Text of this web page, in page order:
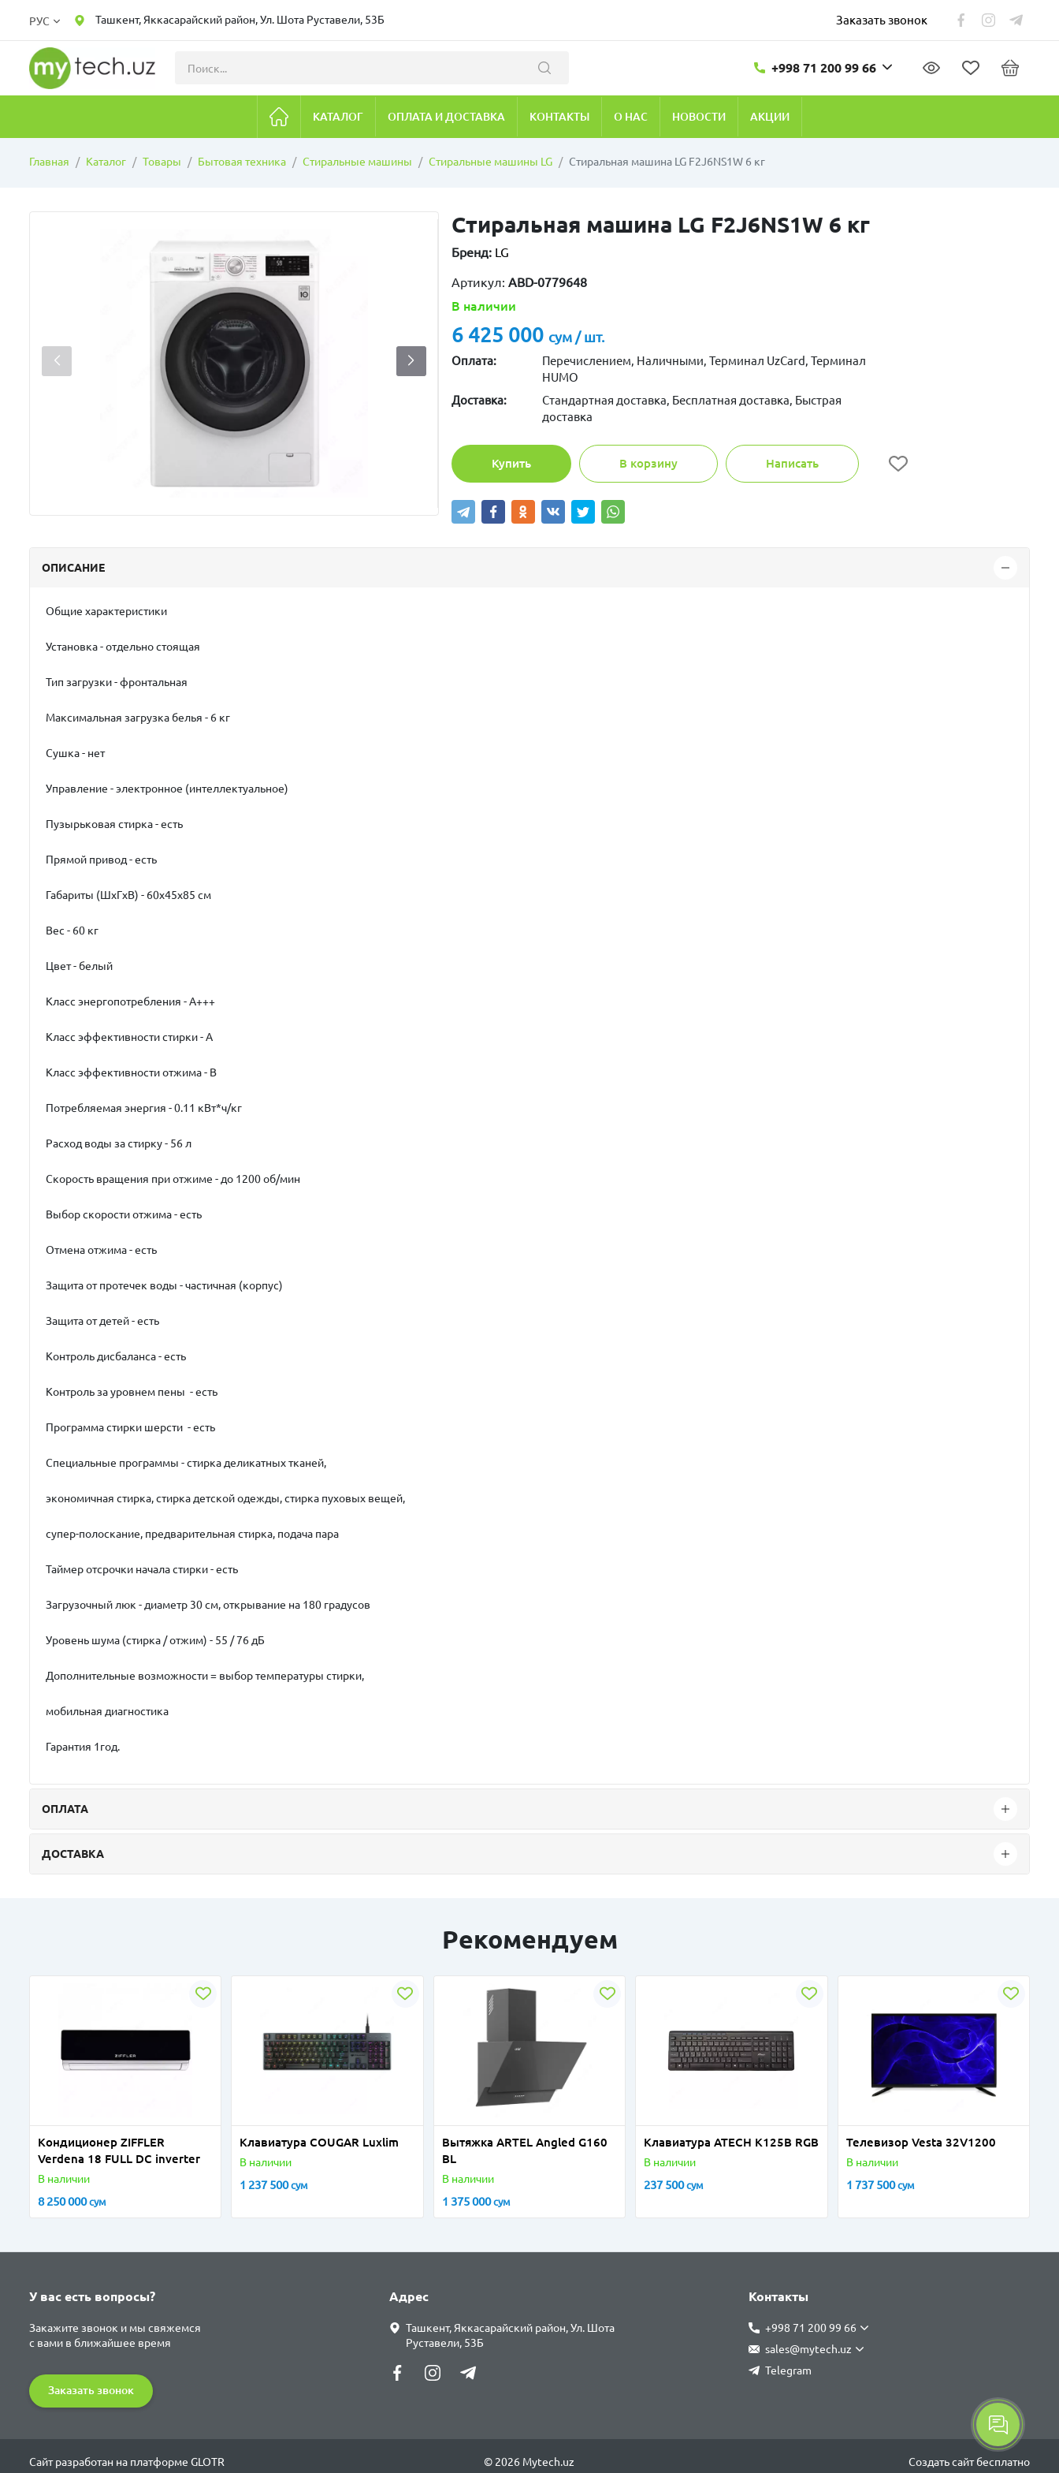
РУС Ташкент, Яккасарайский район, Ул. Шота Руставели, 53Б Заказать звонок
+998 71 200 99 66
КАТАЛОГ ОПЛАТА И ДОСТАВКА КОНТАКТЫ О НАС НОВОСТИ АКЦИИ
Главная Каталог Товары Бытовая техника Стиральные машины Стиральные машины LG Стиральная машина LG F2J6NS1W 6 кг
Стиральная машина LG F2J6NS1W 6 кг
Бренд: LG
Артикул: ABD-0779648
В наличии
6 425 000 сум / шт.
Оплата:
Перечислением, Наличными, Терминал UzCard, Терминал
HUMO
Доставка:
Стандартная доставка, Бесплатная доставка, Быстрая
доставка
Купить В корзину Написать
ОПИСАНИЕ
Общие характеристики
Установка - отдельно стоящая
Тип загрузки - фронтальная
Максимальная загрузка белья - 6 кг
Сушка - нет
Управление - электронное (интеллектуальное)
Пузырьковая стирка - есть
Прямой привод - есть
Габариты (ШxГxВ) - 60x45x85 см
Вес - 60 кг
Цвет - белый
Класс энергопотребления - A+++
Класс эффективности стирки - A
Класс эффективности отжима - B
Потребляемая энергия - 0.11 кВт*ч/кг
Расход воды за стирку - 56 л
Скорость вращения при отжиме - до 1200 об/мин
Выбор скорости отжима - есть
Отмена отжима - есть
Защита от протечек воды - частичная (корпус)
Защита от детей - есть
Контроль дисбаланса - есть
Контроль за уровнем пены - есть
Программа стирки шерсти - есть
Специальные программы - стирка деликатных тканей,
экономичная стирка, стирка детской одежды, стирка пуховых вещей,
супер-полоскание, предварительная стирка, подача пара
Таймер отсрочки начала стирки - есть
Загрузочный люк - диаметр 30 см, открывание на 180 градусов
Уровень шума (стирка / отжим) - 55 / 76 дБ
Дополнительные возможности = выбор температуры стирки,
мобильная диагностика
Гарантия 1год.
ОПЛАТА
ДОСТАВКА
Рекомендуем
Кондиционер ZIFFLER
Verdena 18 FULL DC inverter
В наличии
8 250 000сум
Клавиатура COUGAR Luxlim
В наличии
1 237 500сум
Вытяжка ARTEL Angled G160
BL
В наличии
1 375 000сум
Клавиатура ATECH K125B RGB
В наличии
237 500сум
Телевизор Vesta 32V1200
В наличии
1 737 500сум
У вас есть вопросы?
Закажите звонок и мы свяжемся
с вами в ближайшее время
Заказать звонок
Адрес
Ташкент, Яккасарайский район, Ул. Шота
Руставели, 53Б
Контакты
+998 71 200 99 66
sales@mytech.uz
Telegram
Сайт разработан на платформе GLOTR © 2026 Mytech.uz Создать cайт бесплатно